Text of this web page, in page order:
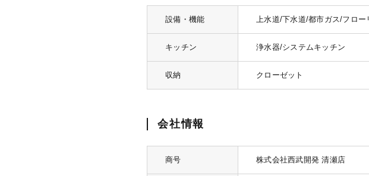
設備・機能 上水道/下水道/都市ガス/フロー
キッチン 浄水器/システムキッチン
収納 クローゼット
会社情報
商号 株式会社西武開発 清瀬店